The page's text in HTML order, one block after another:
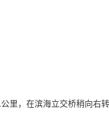
公里，在滨海立交桥稍向右